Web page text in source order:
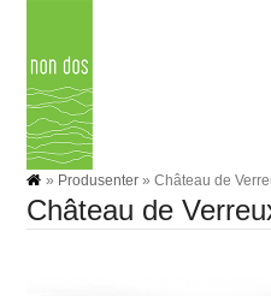
content
» Produsenter »Château de
Château de